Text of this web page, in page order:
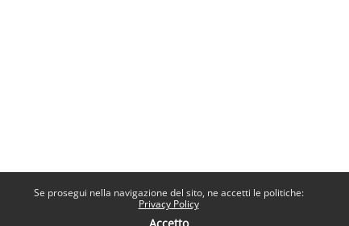
Se prosegui nella navigazione del sito, ne accetti le politiche:
Privacy Policy